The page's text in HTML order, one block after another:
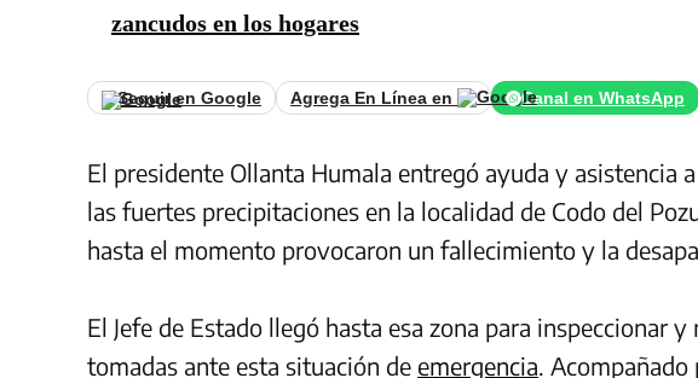
zancudos en los hogares
Seguir en Google Agrega En Línea en Canal en WhatsApp
El presidente Ollanta Humala entregó ayuda y asistencia
las fuertes precipitaciones en la localidad de Codo del
hasta el momento provocaron un fallecimiento y la
El Jefe de Estado llegó hasta esa zona para inspeccionar
tomadas ante esta situación de emergencia. Acompañado